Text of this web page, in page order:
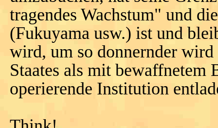
tragendes Wachstum" und
(Fukuyama usw.) ist und
wird, um so donnernder wird
Staates als mit bewaffnetem
operierende Institution